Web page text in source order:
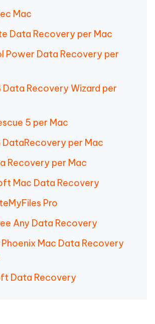
Mac
Data Recovery per Mac
Power Data Recovery per
Data Recovery Wizard per
5 per Mac
DataRecovery per Mac
Recovery per Mac
Mac Data Recovery
Pro
Any Data Recovery
Phoenix Mac Data Recovery
Data Recovery